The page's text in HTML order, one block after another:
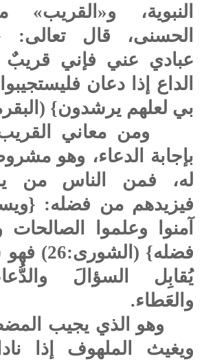
النبوية،
الحسنى، قال تعالى:
عبادي عني فإني
الداع إذا دعان
بي لعلهم يرشدون}
ومن معاني
بإجابة الدعاء، وهو
له، فمن الناس من
فيزيدهم من فضله:
آمنوا وعلموا
فضله}
يُقابِل السؤالَ
والعَطاء.
وهو الذي يجيب
ويغيث الملهوف إذا